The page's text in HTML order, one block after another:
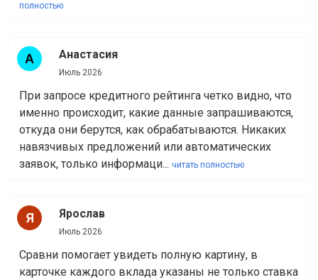
полностью
Анастасия
Июль 2026
При запросе кредитного рейтинга четко видно, что
именно происходит, какие данные запрашиваются,
откуда они берутся, как обрабатываются. Никаких
навязчивых предложений или автоматических
заявок, только информаци... читать полностью
Ярослав
Июль 2026
Сравни помогает увидеть полную картину, в
карточке каждого вклада указаны не только ставка